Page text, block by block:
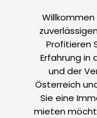
Profitieren
Erfahrung in
und der
Österreich
Sie eine
mieten